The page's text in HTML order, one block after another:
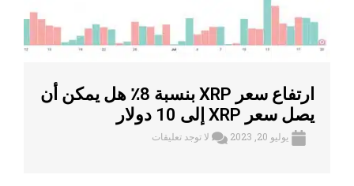
ارتفاع سعر XRP بنسبة 8٪ هل يمكن أن
يصل سعر XRP إلى 10 دولار
يوليو 20, 2023 لا توجد تعليقات